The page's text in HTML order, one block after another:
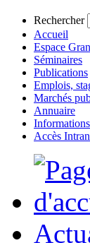
Rechercher
Accueil
Espace
Séminaires
Publications
Emplois,
Marchés
Annuaire
Accès